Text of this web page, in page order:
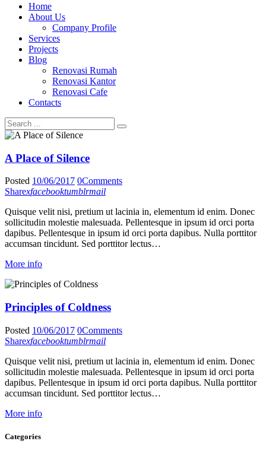
Home
About Us
Company Profile
Services
Projects
Blog
Renovasi Rumah
Renovasi Kantor
Renovasi Cafe
Contacts
A Place of Silence
Posted 10/06/2017 0Comments
Sharexfacebooktumblrmail
Quisque velit nisi, pretium ut lacinia in, elementum id enim. Donec
sollicitudin molestie malesuada. Pellentesque in ipsum id orci porta
dapibus. Pellentesque in ipsum id orci porta dapibus. Nulla porttitor
accumsan tincidunt. Sed porttitor lectus…
More info
Principles of Coldness
Posted 10/06/2017 0Comments
Sharexfacebooktumblrmail
Quisque velit nisi, pretium ut lacinia in, elementum id enim. Donec
sollicitudin molestie malesuada. Pellentesque in ipsum id orci porta
dapibus. Pellentesque in ipsum id orci porta dapibus. Nulla porttitor
accumsan tincidunt. Sed porttitor lectus…
More info
Categories